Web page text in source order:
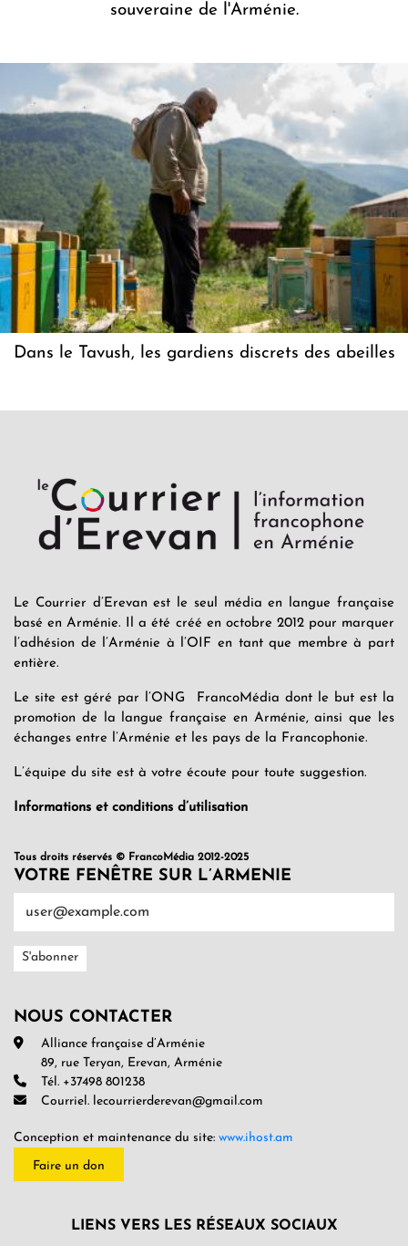
souveraine de l'Arménie.
Dans le Tavush, les gardiens discrets des abeilles
Le Courrier d’Erevan est le seul média en langue française
basé en Arménie. Il a été créé en octobre 2012 pour marquer
l’adhésion de l’Arménie à l’OIF en tant que membre à part
entière.
Le site est géré par l’ONG FrancoMédia dont le but est la
promotion de la langue française en Arménie, ainsi que les
échanges entre l’Arménie et les pays de la Francophonie.
L’équipe du site est à votre écoute pour toute suggestion.
Informations et conditions d’utilisation
Tous droits réservés © FrancoMédia 2012-2025
VOTRE FENÊTRE SUR L’ARMENIE
NOUS CONTACTER
Alliance française d’Arménie
89, rue Teryan, Erevan, Arménie
Tél. +37498 801238
Courriel. lecourrierderevan@gmail.com
Conception et maintenance du site: www.ihost.am
Faire un don
LIENS VERS LES RÉSEAUX SOCIAUX